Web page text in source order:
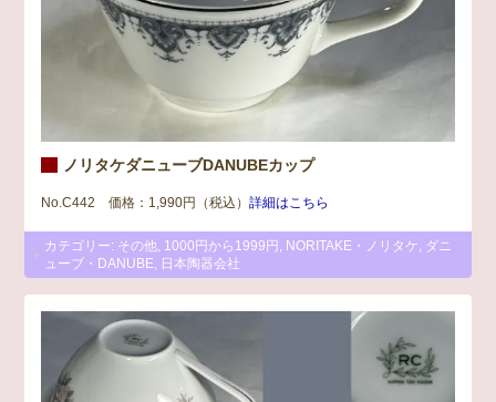
ノリタケダニューブDANUBEカップ
No.C442 価格：1,990円（税込）詳細はこちら
カテゴリー: その他 1000円から1999円 NORITAKE・ノリタケ
ダニ
ューブ・DANUBE
日本陶器会社